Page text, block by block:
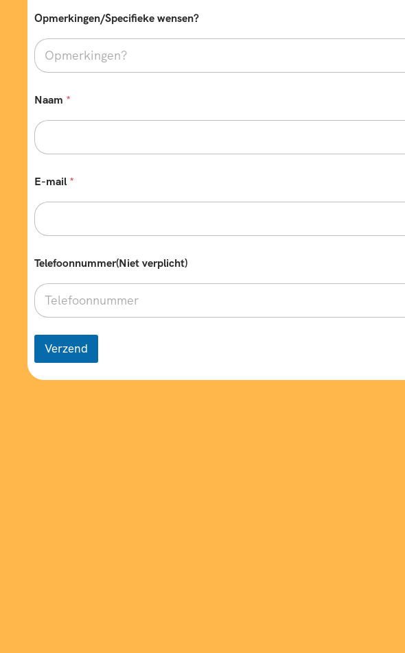
r
k
a
u
Opmerkingen/Specifieke wensen?
Naam *
E-mail *
Telefoonnummer(Niet verplicht)
Verzend